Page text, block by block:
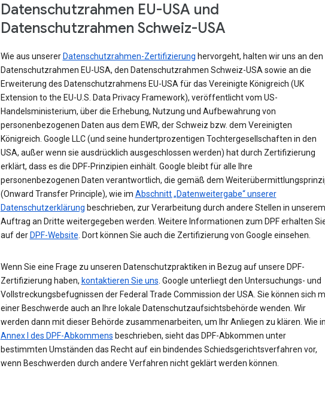
Datenschutzrahmen EU-USA und
Datenschutzrahmen Schweiz-USA
Wie aus unserer Datenschutzrahmen-Zertifizierung hervorgeht, halten wir uns an den
Datenschutzrahmen EU-USA, den Datenschutzrahmen Schweiz-USA sowie an die
Erweiterung des Datenschutzrahmens EU-USA für das Vereinigte Königreich (UK
Extension to the EU-U.S. Data Privacy Framework), veröffentlicht vom US-
Handelsministerium, über die Erhebung, Nutzung und Aufbewahrung von
personenbezogenen Daten aus dem EWR, der Schweiz bzw. dem Vereinigten
Königreich. Google LLC (und seine hundertprozentigen Tochtergesellschaften in den
USA, außer wenn sie ausdrücklich ausgeschlossen werden) hat durch Zertifizierung
erklärt, dass es die DPF-Prinzipien einhält. Google bleibt für alle Ihre
personenbezogenen Daten verantwortlich, die gemäß dem
(Onward Transfer Principle), wie im Abschnitt „Datenweitergabe“ unserer
Datenschutzerklärung beschrieben, zur Verarbeitung durch andere Stellen in unserem
Auftrag an Dritte weitergegeben werden. Weitere Informationen zum DPF erhalten
auf der DPF-Website. Dort können Sie auch die Zertifizierung von Google einsehen.
Wenn Sie eine Frage zu unseren Datenschutzpraktiken in Bezug auf unsere DPF-
Zertifizierung haben, kontaktieren Sie uns. Google unterliegt den Untersuchungs- und
Vollstreckungsbefugnissen der Federal Trade Commission der USA. Sie können sich
einer Beschwerde auch an Ihre lokale Datenschutzaufsichtsbehörde wenden. Wir
werden dann mit dieser Behörde zusammenarbeiten, um Ihr Anliegen zu klären. Wie in
Annex I des DPF-Abkommens beschrieben, sieht das DPF-Abkommen unter
bestimmten Umständen das Recht auf ein bindendes Schiedsgerichtsverfahren vor,
wenn Beschwerden durch andere Verfahren nicht geklärt werden können.